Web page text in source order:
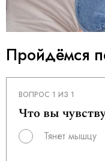
Пройдёмся
ВОПРОС 1 ИЗ 1
Что вы
Тянет мышцу